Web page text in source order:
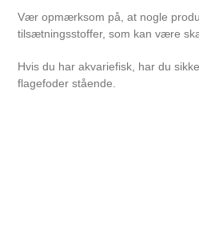
Vær opmærksom på, at nogle
tilsætningsstoffer, som kan være
Hvis du har akvariefisk, har du
flagefoder stående.